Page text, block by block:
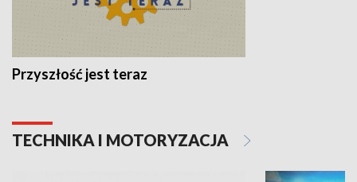
Przyszłość jest teraz
TECHNIKA I MOTORYZACJA